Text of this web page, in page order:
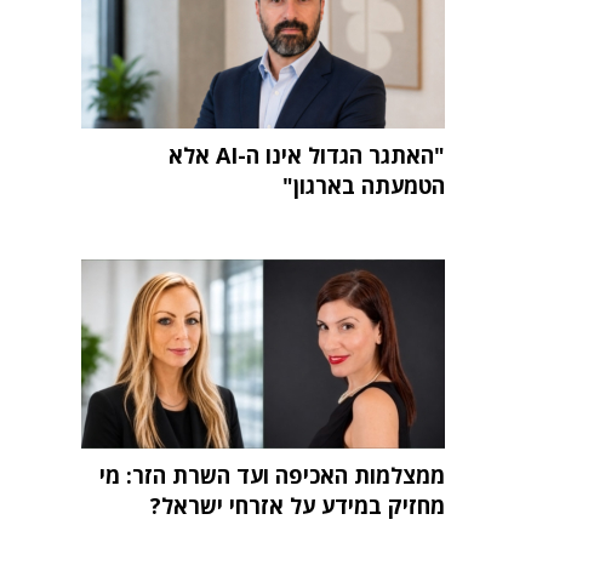
"האתגר הגדול אינו ה-AI אלא
הטמעתה בארגון"
ממצלמות האכיפה ועד השרת הזר: מי
מחזיק במידע על אזרחי ישראל?